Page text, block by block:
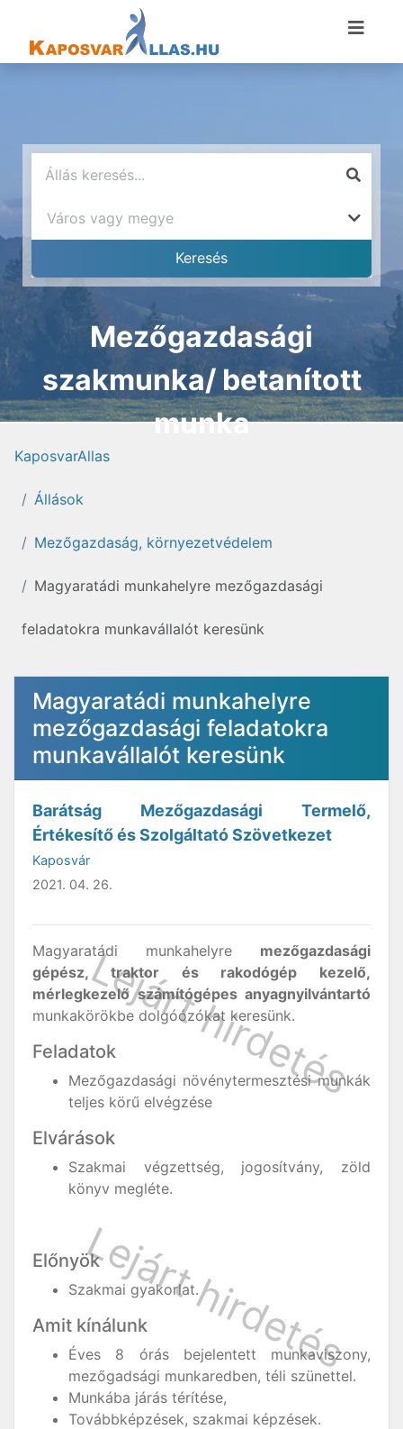
Mezőgazdasági
szakmunka/ betanított
munka
KaposvarAllas
Állások
Mezőgazdaság, környezetvédelem
Magyaratádi munkahelyre mezőgazdasági
feladatokra munkavállalót keresünk
Magyaratádi munkahelyre
mezőgazdasági feladatokra
munkavállalót keresünk
Barátság Mezőgazdasági Termelő,
Értékesítő és Szolgáltató Szövetkezet
Kaposvár
2021. 04. 26.
Magyaratádi munkahelyre mezőgazdasági
gépész, traktor és rakodógép kezelő,
mérlegkezelő számítógépes anyagnyilvántartó
munkakörökbe dolgóózókat keresünk.
Feladatok
Mezőgazdasági növénytermesztési munkák
teljes körű elvégzése
Elvárások
Szakmai végzettség, jogosítvány, zöld
könyv megléte.
Előnyök
Szakmai gyakorlat.
Amit kínálunk
Éves 8 órás bejelentett munkaviszony,
mezőgadsági munkaredben, téli szünettel.
Munkába járás térítése,
Továbbképzések, szakmai képzések.